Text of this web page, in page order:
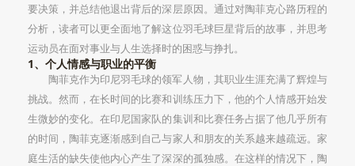
要决策，并总结他退出背后的深层原因。通过对陶菲克心路历程的
分析，读者可以更全面地了解这位羽毛球巨星背后的故事，并思考
运动员在面对事业与人生选择时的困惑与挣扎。
1、个人情感与职业的平衡
陶菲克作为印尼羽毛球的领军人物，其职业生涯充满了辉煌与
挑战。然而，在长时间的比赛和训练压力下，他的个人情感开始发
生微妙的变化。在印尼国家队的集训和比赛任务占据了他几乎所有
的时间，陶菲克逐渐感到自己与家人和朋友的关系越来越疏远。家
庭生活的缺失使他内心产生了深深的孤独感。在这样的情况下，陶